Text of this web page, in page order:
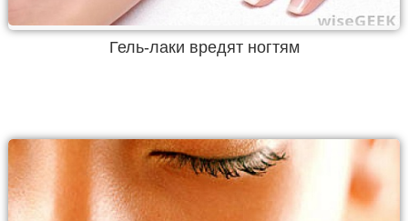
Гель-лаки вредят ногтям